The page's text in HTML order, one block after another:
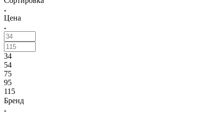
Цена
34
54
75
95
115
Бренд